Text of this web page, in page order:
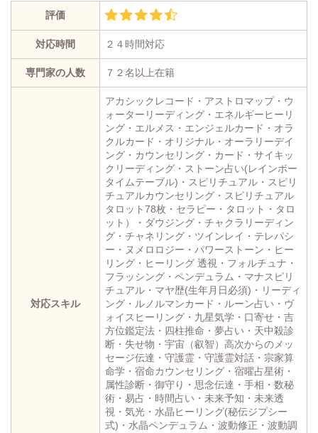
評価
対応時間 ２４時間対応
専門家の人数 ７２名以上在籍
対応スキル
アカシックレコード・アストロマップ・ウ
ォーターリーディング・エネルギーヒーリ
ング・エルメス・エンジェルカード・オラ
クルカード・オリジナル・オーラリーデイ
ング・カウンセリング・カード・サイキッ
クリーディング・ストーン占い(レインボー
タイムテーブル)・スピリチュアル・スピリ
チュアルカウンセリング・スピリチュアル
タロット78枚・セラピー・タロット・タロ
ット）・ダウジング・チャクラリーディン
グ・チャネリング・ツインレイ・テレパシ
ー・ヌメロロジー・パワーストーン・ヒー
リング・ヒーリング 透視・フォルチュナ・
フラッシング・ペンデュラム・マナスピリ
チュアル・マヤ歴(生年月日必須)・リーディ
ング・ルノルマンカード・ルーン占い・ヴ
ォイスヒーリング・九星気学・口寄せ・吉
方位鑑定法・四柱推命・夢占い・天中殺診
断・失せ物・宇宙（叡智）高次からのメッ
セージ伝達・守護霊・守護霊対話・宗家算
命学・宿命カウンセリング・宿曜占星術・
属性診断・御守り・思念伝達・手相・数秘
術・易占・時間占い・未来予知・未来透
視・気光・水晶ヒーリング(秘伝ジプシー
式)・水晶ペンデュラム・波動修正・波動調